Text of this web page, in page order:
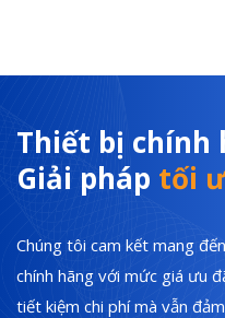
Thiết bị chính
Giải pháp tối
Chúng tôi cam kết mang
chính hãng với mức giá ưu
tiết kiệm chi phí mà vẫn